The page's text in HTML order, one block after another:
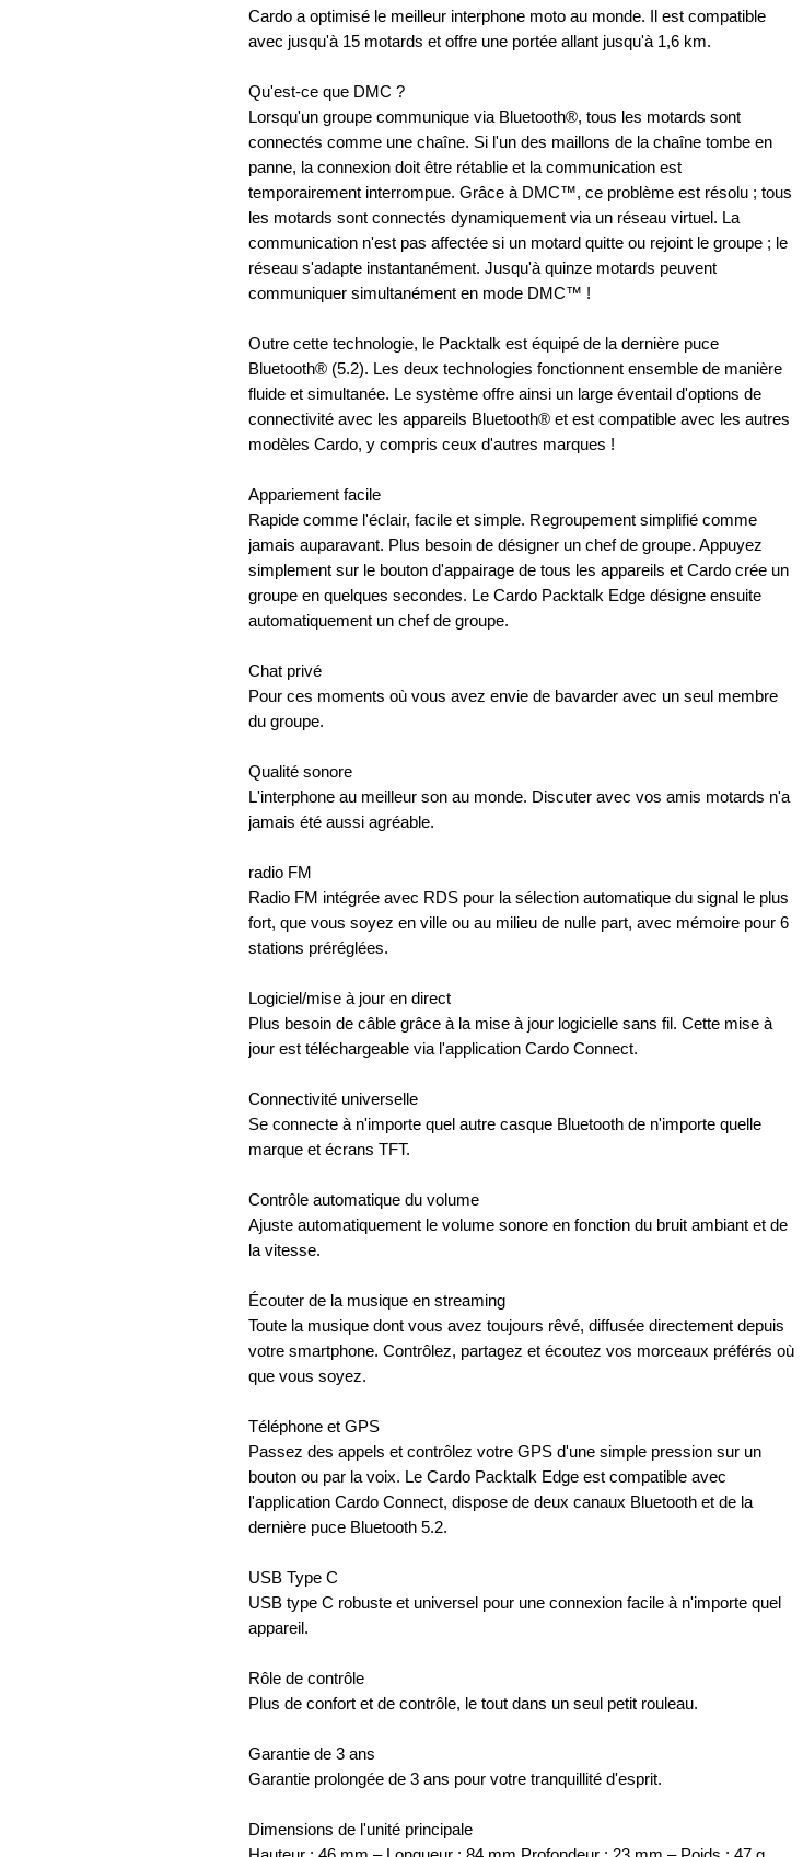
Cardo a optimisé le meilleur interphone moto au monde. Il est compatible
avec jusqu'à 15 motards et offre une portée allant jusqu'à 1,6 km.
Qu'est-ce que DMC ?
Lorsqu'un groupe communique via Bluetooth®, tous les motards sont
connectés comme une chaîne. Si l'un des maillons de la chaîne tombe en
panne, la connexion doit être rétablie et la communication est
temporairement interrompue. Grâce à DMC™, ce problème est résolu ; tous
les motards sont connectés dynamiquement via un réseau virtuel. La
communication n'est pas affectée si un motard quitte ou rejoint le groupe ; le
réseau s'adapte instantanément. Jusqu'à quinze motards peuvent
communiquer simultanément en mode DMC™ !
Outre cette technologie, le Packtalk est équipé de la dernière puce
Bluetooth® (5.2). Les deux technologies fonctionnent ensemble de manière
fluide et simultanée. Le système offre ainsi un large éventail d'options de
connectivité avec les appareils Bluetooth® et est compatible avec les autres
modèles Cardo, y compris ceux d'autres marques !
Appariement facile
Rapide comme l'éclair, facile et simple. Regroupement simplifié comme
jamais auparavant. Plus besoin de désigner un chef de groupe. Appuyez
simplement sur le bouton d'appairage de tous les appareils et Cardo crée un
groupe en quelques secondes. Le Cardo Packtalk Edge désigne ensuite
automatiquement un chef de groupe.
Chat privé
Pour ces moments où vous avez envie de bavarder avec un seul membre
du groupe.
Qualité sonore
L'interphone au meilleur son au monde. Discuter avec vos amis motards n'a
jamais été aussi agréable.
radio FM
Radio FM intégrée avec RDS pour la sélection automatique du signal le plus
fort, que vous soyez en ville ou au milieu de nulle part, avec mémoire pour 6
stations préréglées.
Logiciel/mise à jour en direct
Plus besoin de câble grâce à la mise à jour logicielle sans fil. Cette mise à
jour est téléchargeable via l'application Cardo Connect.
Connectivité universelle
Se connecte à n'importe quel autre casque Bluetooth de n'importe quelle
marque et écrans TFT.
Contrôle automatique du volume
Ajuste automatiquement le volume sonore en fonction du bruit ambiant et de
la vitesse.
Écouter de la musique en streaming
Toute la musique dont vous avez toujours rêvé, diffusée directement depuis
votre smartphone. Contrôlez, partagez et écoutez vos morceaux préférés où
que vous soyez.
Téléphone et GPS
Passez des appels et contrôlez votre GPS d'une simple pression sur un
bouton ou par la voix. Le Cardo Packtalk Edge est compatible avec
l'application Cardo Connect, dispose de deux canaux Bluetooth et de la
dernière puce Bluetooth 5.2.
USB Type C
USB type C robuste et universel pour une connexion facile à n'importe quel
appareil.
Rôle de contrôle
Plus de confort et de contrôle, le tout dans un seul petit rouleau.
Garantie de 3 ans
Garantie prolongée de 3 ans pour votre tranquillité d'esprit.
Dimensions de l'unité principale